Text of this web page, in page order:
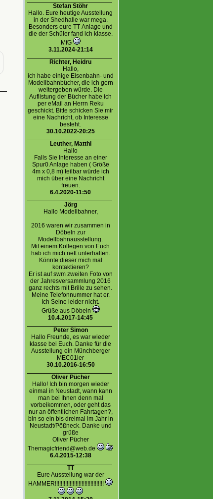
Stefan Stöhr
Hallo. Eure heutige Ausstellung
in der Shedhalle war mega.
Besonders eure TT-Anlage und
die der Schüler fand ich klasse.
MfG
3.11.2024-21:14
Richter, Heidru
Hallo,
ich habe einige Eisenbahn- und
Modellbahnbücher, die ich gern
weitergeben würde. Die
Auflistung der Bücher habe ich
per eMail an Herrn Reku
geschickt. Bitte schicken Sie mir
eine Nachricht, ob Interesse
besteht.
30.10.2022-20:25
Leuther, Matthi
Hallo
Falls Sie Interesse an einer
Spur0 Anlage haben ( Größe
4m x 0,8 m) teilbar würde ich
mich über eine Nachricht
freuen.
6.4.2020-11:50
Jörg
Hallo Modellbahner,
2016 waren wir zusammen in
Döbeln zur
Modellbahnausstellung.
Mit einem Kollegen von Euch
hab ich mich nett unterhalten.
Könnte dieser mich mal
kontaktieren?
Er ist auf swm zweiten Foto von
der Jahresversammlung 2016
ganz rechts mit Brille zu sehen.
Meine Telefonnummer hat er.
Ich Seine leider nicht.
Grüße aus Döbeln
10.4.2017-14:45
Peter Simon
Hallo Freunde, es war wieder
klasse bei Euch. Danke für die
Ausstellung ein Münchberger
MEC01ler
30.10.2016-16:50
Oliver Pücher
Hallo! Ich bin morgen wieder
einmal in Neustadt, wann kann
man bei Ihnen denn mal
vorbeikommen, oder geht das
nur an öffentlichen Fahrtagen?,
bin so ein bis dreimal im Jahr in
Neustadt/Pößneck. Danke und
grüße
Oliver Pücher
Themagicfriend@web.de
6.4.2015-12:38
TT
Eure Ausstellung war der
HAMMER!!!!!!!!!!!!!!!!!!!!!!!!!!!!!!!!!